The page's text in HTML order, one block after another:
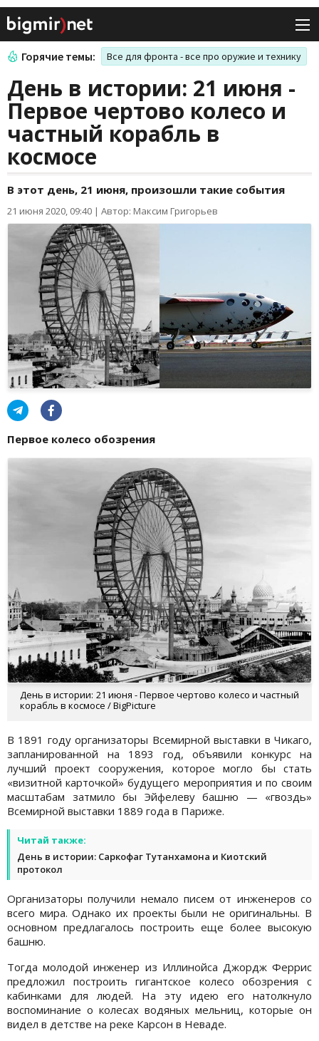
Горячие темы: Все для фронта - все про оружие и технику
День в истории: 21 июня -
Первое чертово колесо и
частный корабль в
космосе
В этот день, 21 июня, произошли такие события
21 июня 2020, 09:40 | Автор: Максим Григорьев
Первое колесо обозрения
День в истории: 21 июня - Первое чертово колесо и частный
корабль в космосе / BigPicture
В 1891 году организаторы Всемирной выставки в Чикаго,
запланированной на 1893 год, объявили конкурс на
лучший проект сооружения, которое могло бы стать
«визитной карточкой» будущего мероприятия и по своим
масштабам затмило бы Эйфелеву башню — «гвоздь»
Всемирной выставки 1889 года в Париже.
Читай также:
День в истории: Саркофаг Тутанхамона и Киотский
протокол
Организаторы получили немало писем от инженеров со
всего мира. Однако их проекты были не оригинальны. В
основном предлагалось построить еще более высокую
башню.
Тогда молодой инженер из Иллинойса Джордж Феррис
предложил построить гигантское колесо обозрения с
кабинками для людей. На эту идею его натолкнуло
воспоминание о колесах водяных мельниц, которые он
видел в детстве на реке Карсон в Неваде.